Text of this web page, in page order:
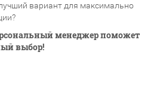
вариант для максимально
менеджер поможет
выбор!